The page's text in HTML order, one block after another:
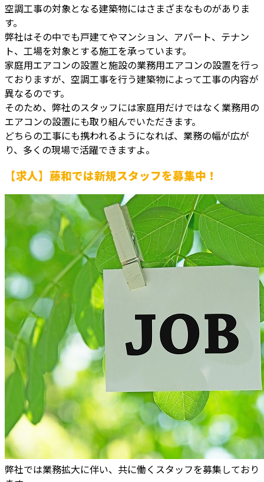
空調工事の対象となる建築物にはさまざまなものがありま
す。
弊社はその中でも戸建てやマンション、アパート、テナン
ト、工場を対象とする施工を承っています。
家庭用エアコンの設置と施設の業務用エアコンの設置を行っ
ておりますが、空調工事を行う建築物によって工事の内容が
異なるのです。
そのため、弊社のスタッフには家庭用だけではなく業務用の
エアコンの設置にも取り組んでいただきます。
どちらの工事にも携われるようになれば、業務の幅が広が
り、多くの現場で活躍できますよ。
【求人】藤和では新規スタッフを募集中！
弊社では業務拡大に伴い、共に働くスタッフを募集しており